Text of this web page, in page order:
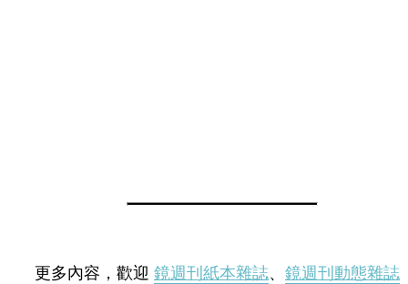
更多內容，歡迎 鏡週刊紙本雜誌、 鏡週刊動態雜誌